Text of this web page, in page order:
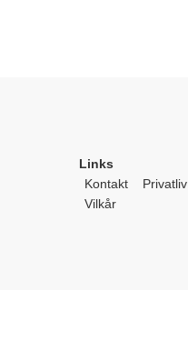
Links
Kontakt
Privatliv
Vilkår